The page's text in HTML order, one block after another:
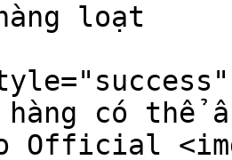
loạt
hàng có thể
Official